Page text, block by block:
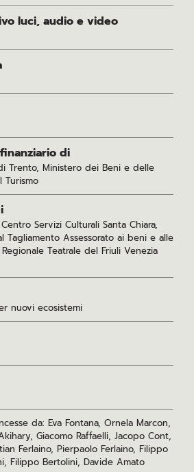
luci, audio e video
di
Trento, Ministero dei Beni e delle
Servizi Culturali Santa Chiara,
Tagliamento Assessorato ai beni e alle
Teatrale del Friuli Venezia
nuovi ecosistemi
da: Eva Fontana, Ornela Marcon,
Giacomo Raffaelli, Jacopo Cont,
Ferlaino, Pierpaolo Ferlaino, Filippo
Filippo Bertolini, Davide Amato